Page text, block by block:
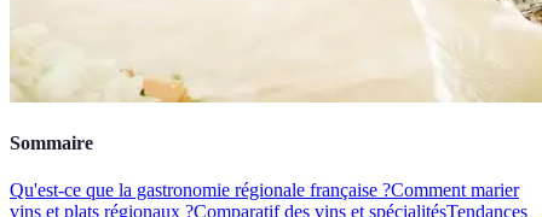
Sommaire
Qu'est-ce que la gastronomie régionale française ?Comment marier
vins et plats régionaux ?Comparatif des vins et spécialitésTendances